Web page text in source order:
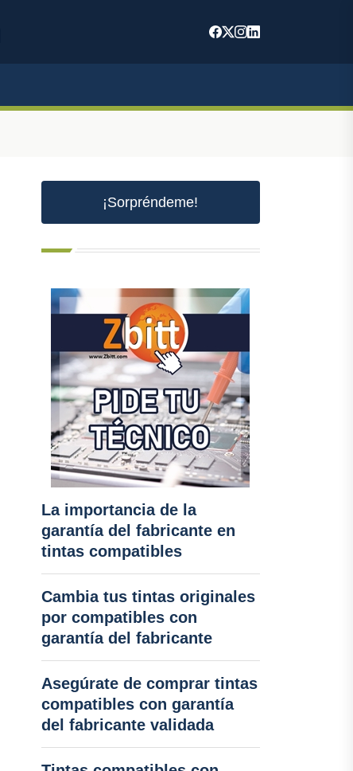
¡Sorpréndeme!
La importancia de la
garantía del fabricante en
tintas compatibles
Cambia tus tintas originales
por compatibles con
garantía del fabricante
Asegúrate de comprar tintas
compatibles con garantía
del fabricante validada